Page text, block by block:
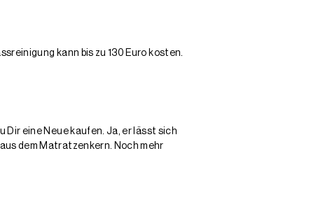
kann bis zu 130 Euro kosten.
eine Neue kaufen. Ja, er lässt sich
dem Matratzenkern. Noch mehr